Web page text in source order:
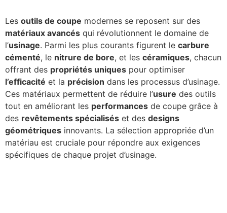
Les outils de coupe modernes se reposent sur des
matériaux avancés qui révolutionnent le domaine de
l’usinage. Parmi les plus courants figurent le carbure
cémenté, le nitrure de bore, et les céramiques, chacun
offrant des propriétés uniques pour optimiser
l’efficacité et la précision dans les processus d’usinage.
Ces matériaux permettent de réduire l’usure des outils
tout en améliorant les performances de coupe grâce à
des revêtements spécialisés et des designs
géométriques innovants. La sélection appropriée d’un
matériau est cruciale pour répondre aux exigences
spécifiques de chaque projet d’usinage.